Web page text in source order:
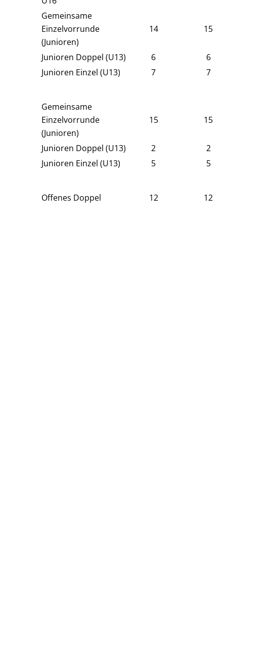
Gemeinsame
Einzelvorrunde
(Junioren)
14 15
Junioren Doppel (U13) 6
6
Junioren Einzel (U13) 7 7
Gemeinsame
Einzelvorrunde
(Junioren)
15 15
Junioren Doppel (U13) 2
2
Junioren Einzel (U13) 5 5
Offenes Doppel 12 12